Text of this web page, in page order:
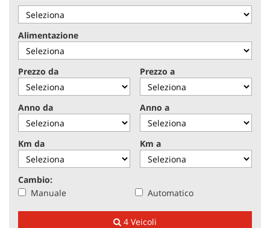
AZIENDA
DOVE SIAMO
CONTATTI
NEWS
AREA COMMERCIANTI
Alimentazione
Prezzo da Prezzo a
Anno da Anno a
Km da Km a
Cambio:
Manuale
Automatico
4 Veicoli
tue
preferenze
di
consenso
alle
tecnologie
di
tracciamento
che
adottiamo
per
offrire
le
funzionalità
e
svolgere
le
attività